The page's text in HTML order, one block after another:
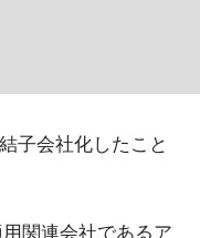
子会社化したこと
関連会社であるア